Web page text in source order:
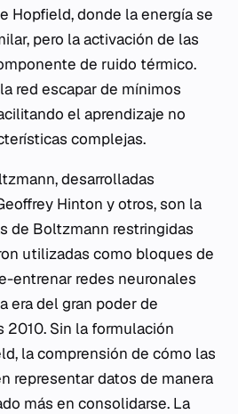
Hopfield, donde la energía se
pero la activación de las
de ruido térmico.
red escapar de mínimos
el aprendizaje no
complejas.
desarrolladas
Hinton y otros, son la
de Boltzmann restringidas
utilizadas como bloques de
entrenar redes neuronales
era del gran poder de
Sin la formulación
la comprensión de cómo las
representar datos de manera
más en consolidarse. La